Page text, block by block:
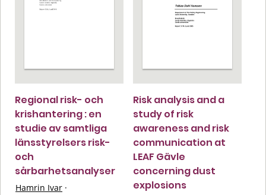
Regional risk- och
krishantering : en
studie av samtliga
länsstyrelsers risk-
och
sårbarhetsanalyser
Hamrin Ivar ·
Risk analysis and a
study of risk
awareness and risk
communication at
LEAF Gävle
concerning dust
explosions